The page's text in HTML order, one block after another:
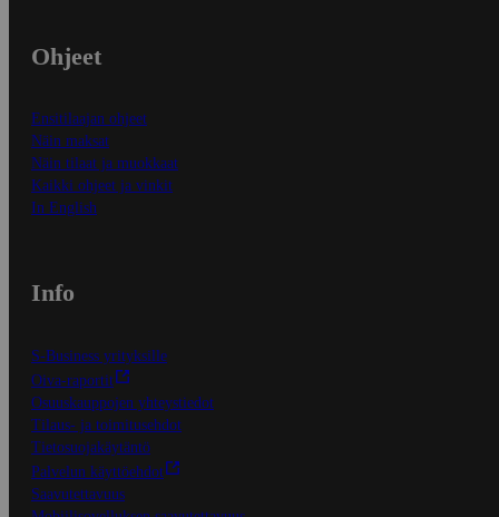
Ohjeet
Ensitilaajan ohjeet
Näin maksat
Näin tilaat ja muokkaat
Kaikki ohjeet ja vinkit
In English
Info
S-Business yrityksille
Oiva-raportit
Osuuskauppojen yhteystiedot
Tilaus- ja toimitusehdot
Tietosuojakäytäntö
Palvelun käyttöehdot
Saavutettavuus